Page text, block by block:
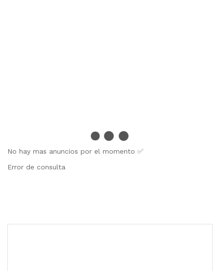
No hay mas anuncios por el momento ✅
Error de consulta